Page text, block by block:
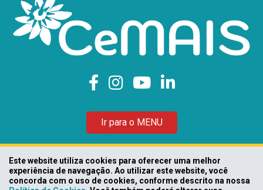
Ir para o MENU
@2022 CeMAIS I Todos os direitos reservados
CNPJ: 08.415.255/0001-27
Este website utiliza cookies para oferecer uma melhor
experiência de navegação. Ao utilizar este website, você
concorda com o uso de cookies, conforme descrito na nossa